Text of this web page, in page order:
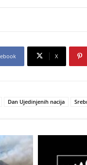
X
Dan Ujedinjenih nacija